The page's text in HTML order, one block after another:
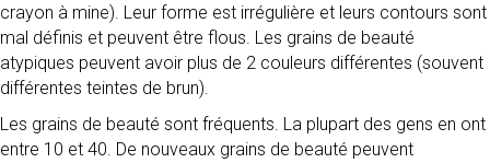
crayon à mine). Leur forme est irrégulière et leurs contours sont
mal définis et peuvent être flous. Les grains de beauté
atypiques peuvent avoir plus de 2 couleurs différentes (souvent
différentes teintes de brun).
Les grains de beauté sont fréquents. La plupart des gens en ont
entre 10 et 40. De nouveaux grains de beauté peuvent